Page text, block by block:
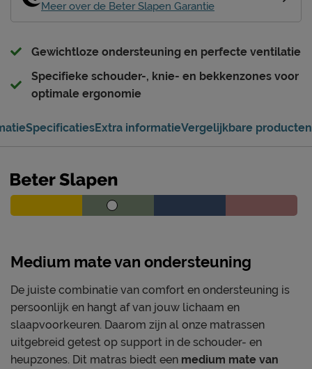
Meer over de Beter Slapen Garantie
Gewichtloze ondersteuning en perfecte ventilatie
Specifieke schouder-, knie- en bekkenzones voor
optimale ergonomie
SpecificatiesExtra informatieVergelijkbare producten
Medium mate van ondersteuning
De juiste combinatie van comfort en ondersteuning is
persoonlijk en hangt af van jouw lichaam en
slaapvoorkeuren. Daarom zijn al onze matrassen
uitgebreid getest op support in de schouder- en
heupzones. Dit matras biedt een medium mate van